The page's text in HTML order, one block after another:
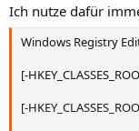
Ich nutze dafür
Windows Registry
[-
[-